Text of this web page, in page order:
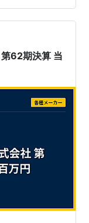
テックプ
62期決算 当